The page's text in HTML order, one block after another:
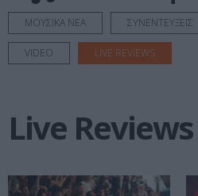
ΜΟΥΣΙΚΑ ΝΕΑ ΣΥΝΕΝΤΕΥΞΕΙΣ
VIDEO LIVE REVIEWS
Live Reviews